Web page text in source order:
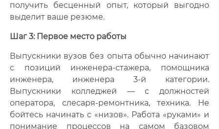
получить бесценный опыт, который выгодно
выделит ваше резюме.
Шаг 3: Первое место работы
Выпускники вузов без опыта обычно начинают
с позиций инженера-стажера, помощника
инженера, инженера 3-й категории.
Выпускники колледжей — с должностей
оператора, слесаря-ремонтника, техника. Не
бойтесь начинать с «низов». Работа «руками» и
понимание процессов на самом базовом